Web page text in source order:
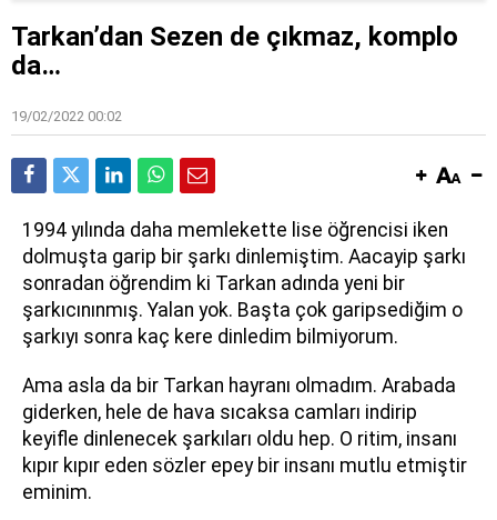
Antalya’da sayıları Türkleri geçti!
Tarkan’dan Sezen de çıkmaz, komplo
da…
19/02/2022 00:02
1994 yılında daha memlekette lise öğrencisi iken
dolmuşta garip bir şarkı dinlemiştim. Aacayip şarkı
sonradan öğrendim ki Tarkan adında yeni bir
şarkıcınınmış. Yalan yok. Başta çok garipsediğim o
şarkıyı sonra kaç kere dinledim bilmiyorum.
Ama asla da bir Tarkan hayranı olmadım. Arabada
giderken, hele de hava sıcaksa camları indirip
keyifle dinlenecek şarkıları oldu hep. O ritim, insanı
kıpır kıpır eden sözler epey bir insanı mutlu etmiştir
eminim.